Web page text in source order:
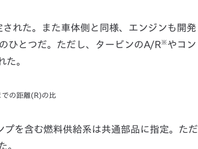
た。また車体側と同様、エンジンも開発
ひとつだ。ただし、タービンのA/R ※ やコン
た。
の距離(R)の比
を含む燃料供給系は共通部品に指定。ただ
。